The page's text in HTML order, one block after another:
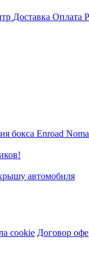
Доставка Оплата
бокса Enroad
автомобиля
cookie Договор